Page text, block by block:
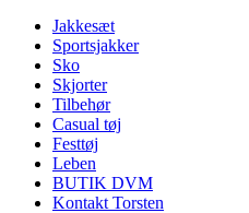
Jakkesæt
Sportsjakker
Sko
Skjorter
Tilbehør
Casual tøj
Festtøj
Leben
BUTIK DVM
Kontakt Torsten